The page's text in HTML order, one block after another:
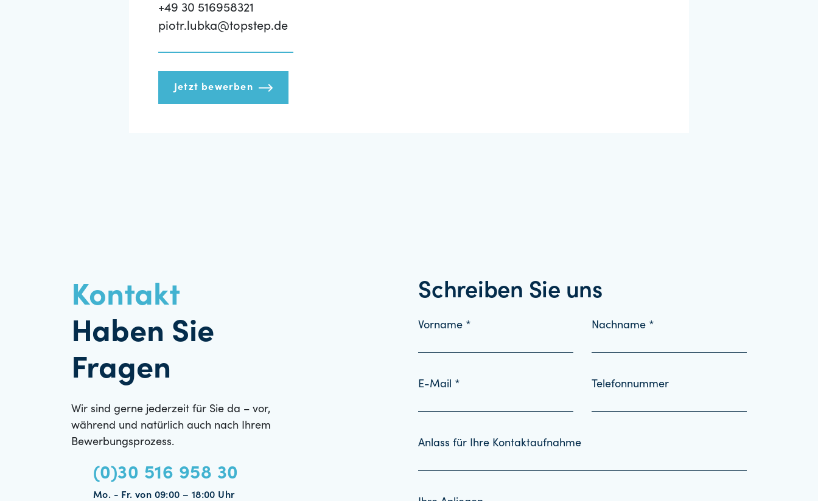
+49 30 516958321
piotr.lubka@topstep.de
Jetzt bewerben
Kontakt
Haben Sie
Fragen
Wir sind gerne jederzeit für Sie da – vor,
während und natürlich auch nach Ihrem
Bewerbungsprozess.
(0)30 516 958 30
Mo. - Fr. von 09:00 – 18:00 Uhr
Schreiben Sie uns
Vorname * Nachname *
E-Mail * Telefonnummer
Anlass für Ihre Kontaktaufnahme